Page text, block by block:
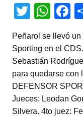
T
tt
er
W
at
s
A
p
p
F
c
e
b
o
o
Peñarol se llevó
Sporting en el
Sebastián
para quedarse
DEFENSOR
Jueces: Leodan
Silvera. 4to juez: